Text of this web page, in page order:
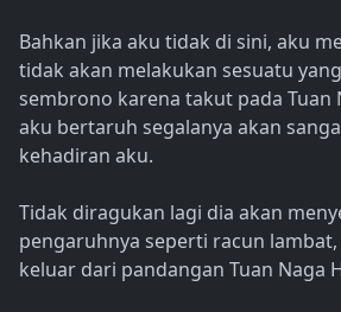
Bahkan jika aku tidak di sini, aku
tidak akan melakukan sesuatu
sembrono karena takut pada Tuan
aku bertaruh segalanya akan
kehadiran aku.
Tidak diragukan lagi dia akan
pengaruhnya seperti racun
keluar dari pandangan Tuan Naga